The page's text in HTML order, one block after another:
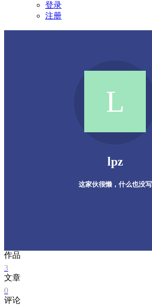
登录
注册
lpz
这家伙很懒，什么也没写
作品
3
文章
0
评论